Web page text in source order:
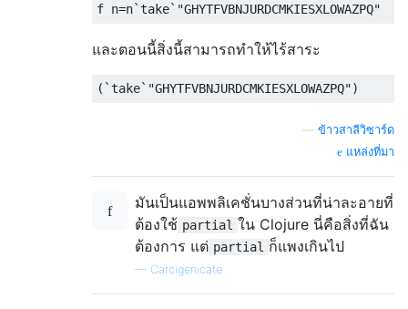
f n=n`take` "GHYTFVBNJURDCMKIESXLOWAZPQ"
และตอนนี้สิ่งนี้สามารถทำให้ไร้สาระ
(`take` "GHYTFVBNJURDCMKIESXLOWAZPQ")
ข้าวสาลีวิซาร์ด
แหล่งที่มา
มันเป็นแอพพลิเคชั่นบางส่วนที่น่าละอายที่
ต้องใช้ partial ใน Clojure นี่คือสิ่งที่ฉัน
ต้องการ แต่ partial ก็แพงเกินไป
— Carcigenicate